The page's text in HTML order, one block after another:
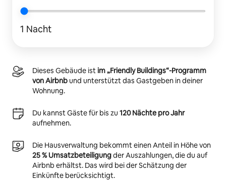
1 Nacht
Dieses Gebäude istim „Friendly Buildings“-Programm
von Airbnbund unterstützt das Gastgeben in deiner
Wohnung.
Du kannst Gäste für bis zu 120 Nächte pro Jahr
aufnehmen.
Die Hausverwaltung bekommt einen Anteil in Höhe von
25 % Umsatzbeteiligungder Auszahlungen, die du auf
Airbnb erhältst. Das wird bei der Schätzung der
Einkünfte berücksichtigt.